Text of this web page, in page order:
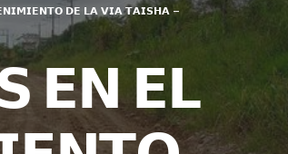
𝗗𝗘 𝗟𝗔 𝗩𝗜𝗔 𝗧𝗔𝗜𝗦𝗛𝗔 –
𝗘𝗡 𝗘𝗟